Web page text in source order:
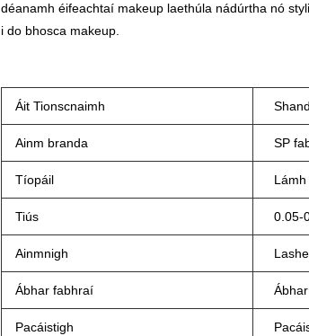
déanamh éifeachtaí makeup laethúla nádúrtha nó
i do bhosca makeup.
Áit Tionscnaimh
Ainm branda SP
Tíopáil
Tiús 0.05-
Ainmnigh
Ábhar fabhraí
Pacáistigh